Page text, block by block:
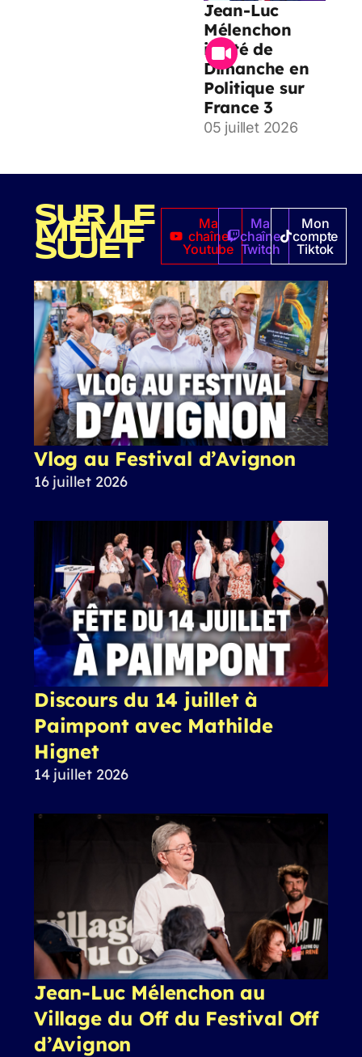
Jean-Luc
Mélenchon
invité de
Dimanche en
Politique sur
France 3
05 juillet 2026
SUR LE
MÊME
SUJET
Ma
chaîne
Youtube
Ma
chaîne
Twitch
Mon
compte
Tiktok
Vlog au Festival d’Avignon
16 juillet 2026
Discours du 14 juillet à
Paimpont avec Mathilde
Hignet
14 juillet 2026
Jean-Luc Mélenchon au
Village du Off du Festival Off
d’Avignon